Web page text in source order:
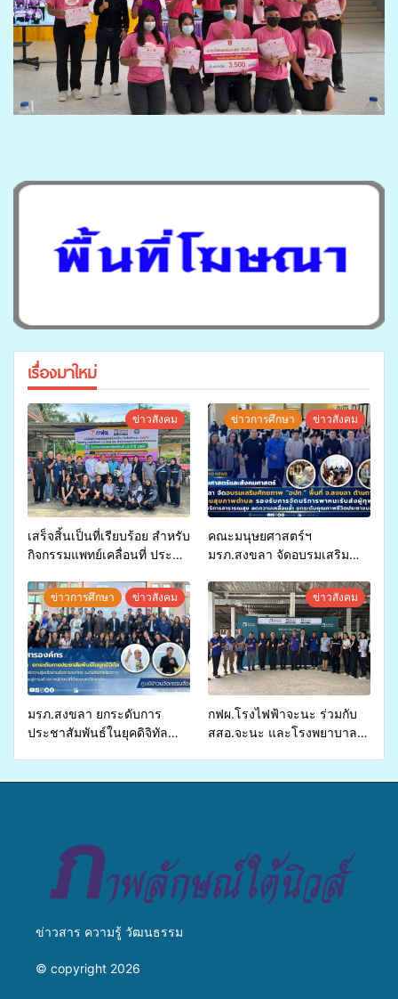
เรื่องมาใหม่
ข่าวสังคม
เสร็จสิ้นเป็นที่เรียบร้อย สำหรับ
กิจกรรมแพทย์เคลื่อนที่ ประจำ
สุขภาพแก่ประชาชนในพื้นที่
อำเภอจะนะ
ข่าวการศึกษา ข่าวสังคม
คณะมนุษยศาสตร์ฯ
มรภ.สงขลา จัดอบรมเสริม
จ่ายงบกองทุนสุขภาพตำบล
รองรับการจัดบริการพาหนะรับ
ส่งผู้ทุพพลภาพเพื่อเข้ารับ
บริการสาธารณสุข ลดความ
เหลื่อมล้ำ ยกระดับคุณภาพ
ชีวิตประชาชนอย่างยั่งยืน
ข่าวการศึกษา ข่าวสังคม
มรภ.สงขลา ยกระดับการ
ประชาสัมพันธ์ในยุคดิจิทัล
ข่าวสังคม
กฟผ.โรงไฟฟ้าจะนะ ร่วมกับ
สสอ.จะนะ และโรงพยาบาล
ข่าวสาร ความรู้ วัฒนธรรม
© copyright 2026